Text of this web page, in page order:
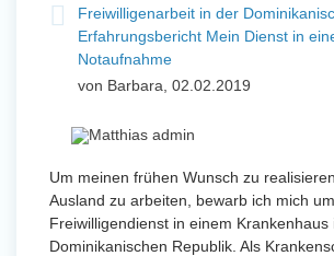
Freiwilligenarbeit in der
Erfahrungsbericht Mein Dienst in
Notaufnahme
von Barbara, 02.02.2019
Um meinen frühen Wunsch zu
Ausland zu arbeiten, bewarb ich mich
Freiwilligendienst in einem Krankenhaus
Dominikanischen Republik. Als